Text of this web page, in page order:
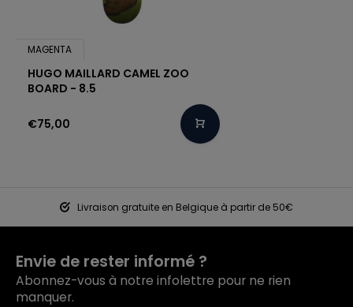
MAGENTA
HUGO MAILLARD CAMEL ZOO
BOARD - 8.5
€75,00
Livraison gratuite en Belgique à partir de 50€
Envie de rester informé ?
Abonnez-vous à notre infolettre pour ne rien
manquer.